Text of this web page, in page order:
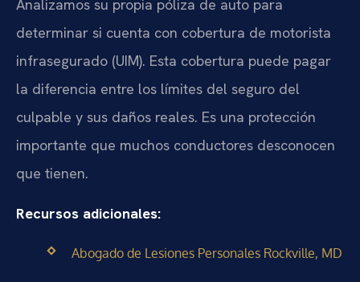
Analizamos su propia póliza de auto para
determinar si cuenta con cobertura de motorista
infrasegurado (UIM). Esta cobertura puede pagar
la diferencia entre los límites del seguro del
culpable y sus daños reales. Es una protección
importante que muchos conductores desconocen
que tienen.
Recursos adicionales:
Abogado de Lesiones Personales Rockville, MD